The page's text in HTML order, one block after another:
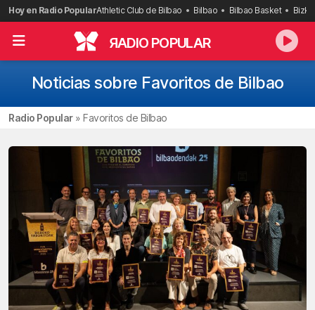
Saltar
al
contenido
Hoy en Radio PopularAthletic Club de Bilbao Bilbao Bilbao Basket
RADIO POPULAR
Noticias sobre Favoritos de Bilbao
Radio Popular» Favoritos de Bilbao